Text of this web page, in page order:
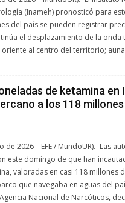
(Inameh) pronosticó para
del país se pueden registrar
el desplazamiento de la onda
al centro del territorio;
de ketamina en
a los 118 millones
de 2026 – EFE / MundoUR).- Las
este domingo de que han
valoradas en casi 118 millones
que navegaba en aguas del
Nacional de Narcóticos,